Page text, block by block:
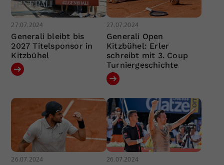
27.07.2024
Generali bleibt bis
2027 Titelsponsor in
Kitzbühel
27.07.2024
Generali Open
Kitzbühel: Erler
schreibt mit 3. Coup
Turniergeschichte
26.07.2024 26.07.2024